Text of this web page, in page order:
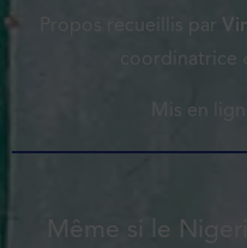
Propos recueillis par
coordinatrice
Mis en
Même si le